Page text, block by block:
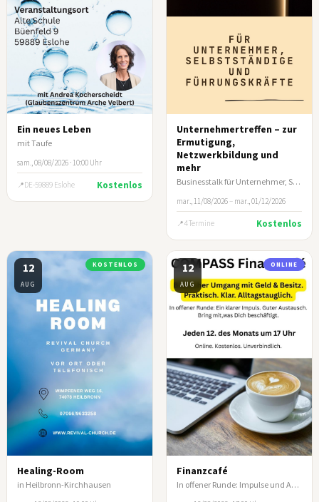
Ein neues Leben
mit Taufe
sam., 08/08/2026 · 10:00 Uhr
DE-59889 Eslohe Kostenlos
Unternehmertreffen – zur
Ermutigung,
Netzwerkbildung und
mehr
Businesstalk für Unternehmer, Selbstständige und leitende Führungskräfte
mar., 11/08/2026 – mar., 01/12/2026
4 Termine Kostenlos
12
AUG
KOSTENLOS
Healing-Room
in Heilbronn-Kirchhausen
12
AUG
ONLINE
Finanzcafé
In offener Runde: Impulse und Austausch zum biblischen Umgang mit Geld und Besitz